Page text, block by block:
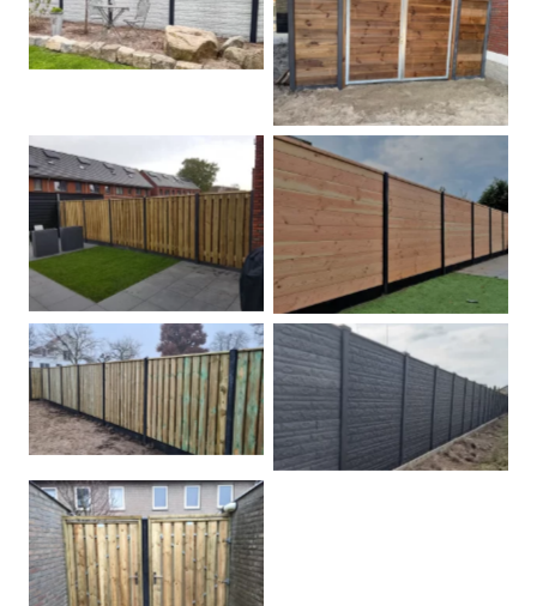
Betonschutting
Dubbele poort
Betonpalen schutting Douglas
Hout beton schuttingen Rots motief antraciet
Tuindeur grenen